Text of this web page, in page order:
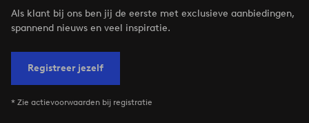
Als klant bij ons ben jij de eerste met exclusieve aanbiedingen,
spannend nieuws en veel inspiratie.
Registreer jezelf
* Zie actievoorwaarden bij registratie